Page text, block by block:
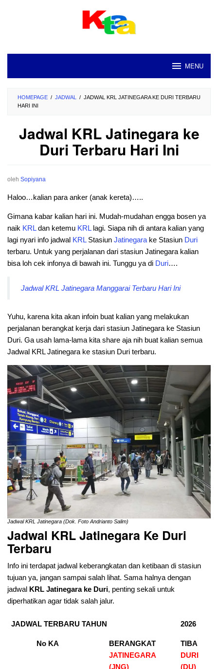
MENU
HOMEPAGE / JADWAL / JADWAL KRL JATINEGARA KE DURI TERBARU
HARI INI
Jadwal KRL Jatinegara ke
Duri Terbaru Hari Ini
oleh Sopiyana
Haloo…kalian para anker (anak kereta)…..
Gimana kabar kalian hari ini. Mudah-mudahan engga bosen ya
naik KRLdan ketemu KRLlagi. Siapa nih di antara kalian yang
lagi nyari info jadwal KRLStasiun Jatinegara ke Stasiun Duri
terbaru. Untuk yang perjalanan dari stasiun Jatinegara kalian
bisa loh cek infonya di bawah ini. Tunggu ya di Duri….
Jadwal KRL Jatinegara Manggarai Terbaru Hari Ini
Yuhu, karena kita akan infoin buat kalian yang melakukan
perjalanan berangkat kerja dari stasiun Jatinegara ke Stasiun
Duri. Ga usah lama-lama kita share aja nih buat kalian semua
Jadwal KRL Jatinegara ke stasiun Duri terbaru.
Jadwal KRL Jatinegara (Dok. Foto Andrianto Salim)
Jadwal KRL Jatinegara Ke Duri
Terbaru
Info ini terdapat jadwal keberangkatan dan ketibaan di stasiun
tujuan ya, jangan sampai salah lihat. Sama halnya dengan
jadwal KRL Jatinegara ke Duri, penting sekali untuk
diperhatikan agar tidak salah jalur.
JADWAL TERBARU TAHUN 2026
No KA
BERANGKAT
JATINEGARA
(JNG)
TIBA
DURI
(DU)